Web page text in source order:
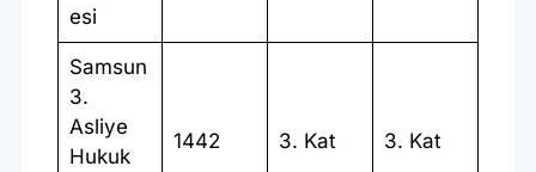
esi
Samsun
3.
Asliye
Hukuk
1442 3. Kat 3. Kat